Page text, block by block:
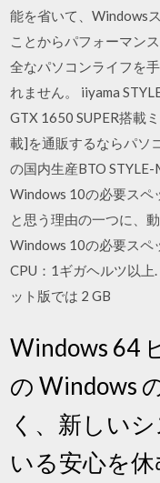
能を省いて、Windows
ことからパフォーマン
全なパソコンライフを
れません。 iiyama
GTX 1650 SUPER搭載
載]を通販するならパソ
の国内生産BTO STYLE-
Windows 10の必要スペ
と思う理由の一つに、
Windows 10の必要スペ
CPU：1ギガヘルツ以上
ット版では 2 GB
Windows 64
の Windows
く、新しい
いる安心を休